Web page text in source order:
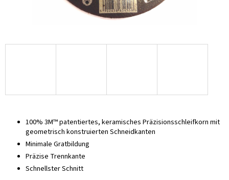
100% 3M™ patentiertes, keramisches Präzisionsschleifkorn mit
geometrisch konstruierten Schneidkanten
Minimale Gratbildung
Präzise Trennkante
Schnellster Schnitt